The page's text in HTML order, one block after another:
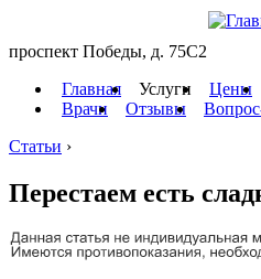
проспект Победы, д. 75C2
Главная
Услуги Цены
Врачи
Отзывы
Статьи ›
Перестаем есть